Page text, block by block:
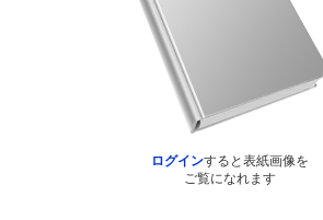
ログインすると表紙画像を
ご覧になれます